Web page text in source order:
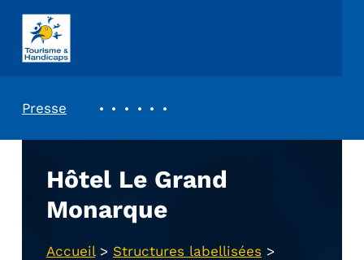
ASSOCIATION TOURISME ET HANDICAPS
Presse
Hôtel Le Grand
Monarque
Accueil> Structures labellisées >